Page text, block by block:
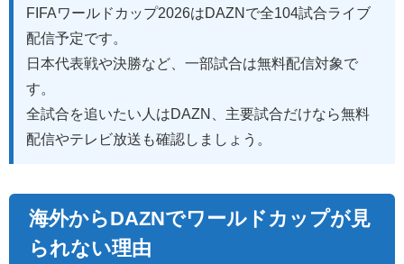
FIFAワールドカップ2026はDAZNで全104試合ライブ
配信予定です。
日本代表戦や決勝など、一部試合は無料配信対象で
す。
全試合を追いたい人はDAZN、主要試合だけなら無料
配信やテレビ放送も確認しましょう。
海外からDAZNでワールドカップが見
られない理由